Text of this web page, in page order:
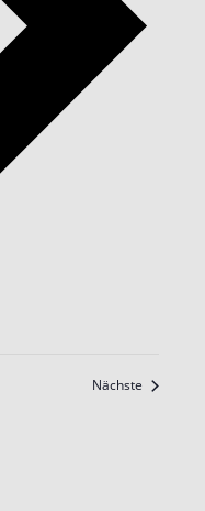
Nächste